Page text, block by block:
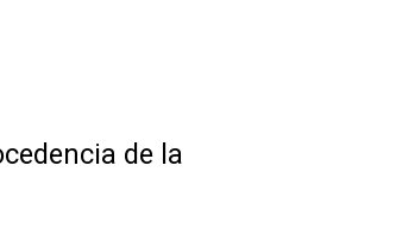
de la